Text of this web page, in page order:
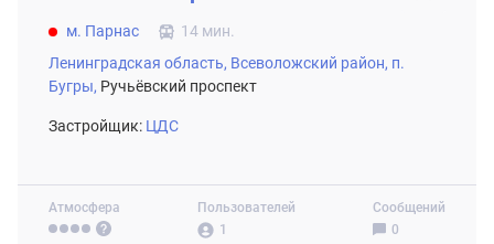
Атмосфера
Пользователей
1
Сообщений
0
м. Парнас
14 мин.
Ленинградская область, Всеволожский район, п.
Бугры, Ручьёвский проспект
Застройщик: ЦДС